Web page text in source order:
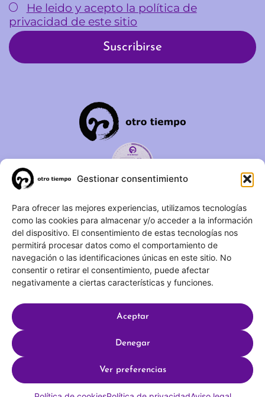
Gestionar consentimiento
Para ofrecer las mejores experiencias, utilizamos tecnologías
como las cookies para almacenar y/o acceder a la información
del dispositivo. El consentimiento de estas tecnologías nos
permitirá procesar datos como el comportamiento de
navegación o las identificaciones únicas en este sitio. No
consentir o retirar el consentimiento, puede afectar
negativamente a ciertas características y funciones.
Aceptar
Denegar
Ver preferencias
He leido y acepto la política de
privacidad de este sitio
C/ Duque de Fernán Núñez,
2 – 1ºA 28012 – Madrid
(+34) 623 183 283
info@otrotiempo.org
Hecho con por SocialCo © 2025 Otro Tiempo
Política de privacidad
Política de cookies